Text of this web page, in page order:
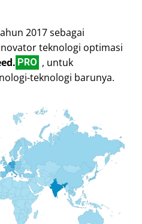
2017 sebagai
teknologi optimasi
PRO , untuk
teknologi barunya.